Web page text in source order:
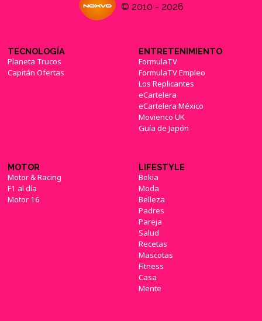
© 2010 - 2026
TECNOLOGÍA
Planeta Trucos
Capitán Ofertas
ENTRETENIMIENTO
FormulaTV
FormulaTV Empleo
Los Replicantes
eCartelera
eCartelera México
Movienco UK
Guía de Japón
MOTOR
Motor & Racing
F1 al día
Motor 16
LIFESTYLE
Bekia
Moda
Belleza
Padres
Pareja
Salud
Recetas
Mascotas
Fitness
Casa
Mente